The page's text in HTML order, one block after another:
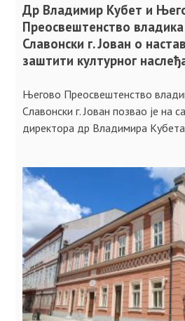
Др Владимир Кубет и
Преосвештенство
Славонски г. Јован о
заштити културног
Његово Преосвештенство
Славонски г. Јован позвао је на
директора др Владимира